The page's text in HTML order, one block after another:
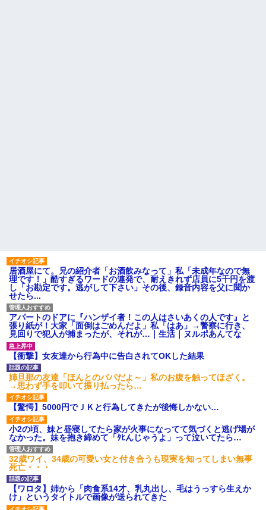
居酒屋にて。兄の紹介者「お酒飲みなって」私「未成年なので無
理です！」酷すぎるワードの連発で、耐えきれず店員に5千円を渡
し「お勘定です。逃がして下さい」その後、録音内容を父に聞か
せたら...
アパートのドアに『ハンザイ者！この人はさいあくの人です』と
張り紙が！大家「面倒はごめんだよ」私「はあ」→警察に行き、
見回りで犯人が捕まったが、それが…｜生活｜ヌルポあんてな
【衝撃】女友達から行為中に告白されてOKした結果
姉旦那の友達「ほんとのパパだよ～」私のお腹を触ってほざく。
→思わず手を叩いて振り払ったら…
【驚愕】5000円でＪＫと行為してきたが後悔しかない…
小2の頃、妹と昼寝してたら家が火事になってて気づくと逃げ場が
なかった。妹を抱き締めて「ﾀﾋんじゃうよ」って泣いてたら…
32歳ワイ、34歳の可愛い女と付き合うも現実を知ってしまい無事
死亡・・・
【ワロタ】姉から「肉食系14才、乳丸出し、毛はうっすら生えか
け」というタイトルで画像が送られてきた